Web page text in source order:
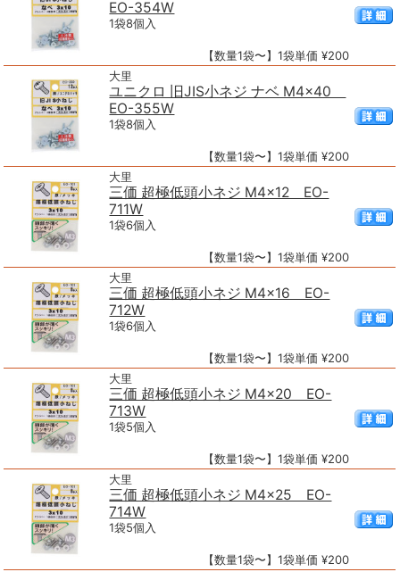
EO-354W
1袋8個入
【数量1袋〜】1袋単価 ¥200
大里
ユニクロ 旧JIS小ネジ ナベ M4×40
EO-355W
1袋8個入
【数量1袋〜】1袋単価 ¥200
大里
三価 超極低頭小ネジ M4×12 EO-
711W
1袋6個入
【数量1袋〜】1袋単価 ¥200
大里
三価 超極低頭小ネジ M4×16 EO-
712W
1袋6個入
【数量1袋〜】1袋単価 ¥200
大里
三価 超極低頭小ネジ M4×20 EO-
713W
1袋5個入
【数量1袋〜】1袋単価 ¥200
大里
三価 超極低頭小ネジ M4×25 EO-
714W
1袋5個入
【数量1袋〜】1袋単価 ¥200